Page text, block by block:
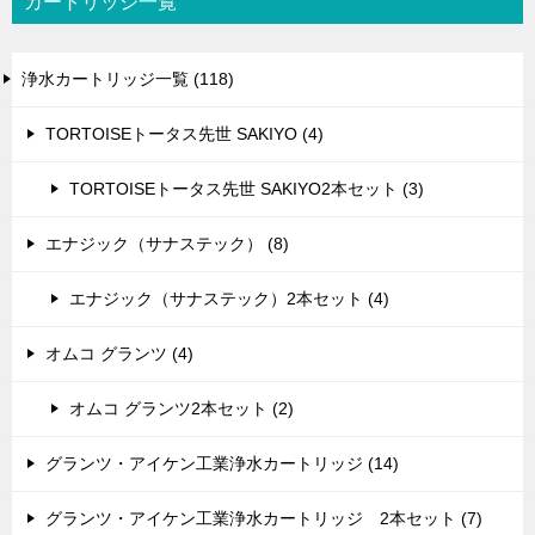
浄水カートリッジ一覧 (118)
TORTOISEトータス先世 SAKIYO (4)
TORTOISEトータス先世 SAKIYO2本セット (3)
エナジック（サナステック） (8)
エナジック（サナステック）2本セット (4)
オムコ グランツ (4)
オムコ グランツ2本セット (2)
グランツ・アイケン工業浄水カートリッジ (14)
グランツ・アイケン工業浄水カートリッジ 2本セット (7)